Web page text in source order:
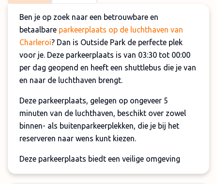
Ben je op zoek naar een betrouwbare en
betaalbare parkeerplaats op de luchthaven van
Charleroi? Dan is Outside Park de perfecte plek
voor je. Deze parkeerplaats is van 03:30 tot 00:00
per dag geopend en heeft een shuttlebus die je van
en naar de luchthaven brengt.
Deze parkeerplaats, gelegen op ongeveer 5
minuten van de luchthaven, beschikt over zowel
binnen- als buitenparkeerplekken, die je bij het
reserveren naar wens kunt kiezen.
Deze parkeerplaats biedt een veilige omgeving